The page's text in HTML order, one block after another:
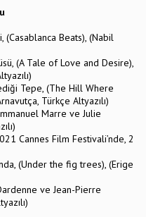
Beats), (Nabil
(A Tale of Love and Desire),
Tepe, (The Hill Where
Türkçe Altyazılı)
Marre ve Julie
Cannes Film Festivali’nde, 2
(Under the fig trees), (Erige
ve Jean-Pierre